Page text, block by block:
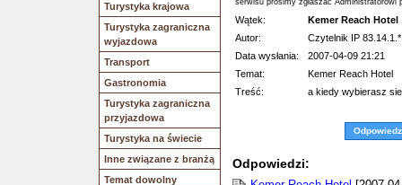
Turystyka krajowa
Turystyka zagraniczna
wyjazdowa
Transport
Gastronomia
Turystyka zagraniczna
przyjazdowa
Turystyka na świecie
Inne związane z branżą
Temat dowolny
serwisu prosimy zgłaszać Administratorowi
Wątek:
Kemer Reach Hotel
Autor:
Czytelnik IP 83.14.1.*
Data wysłania:
2007-04-09 21:21
Temat:
Kemer Reach Hotel
Treść:
a kiedy wybierasz
Odpowiedz
Odpowiedzi: